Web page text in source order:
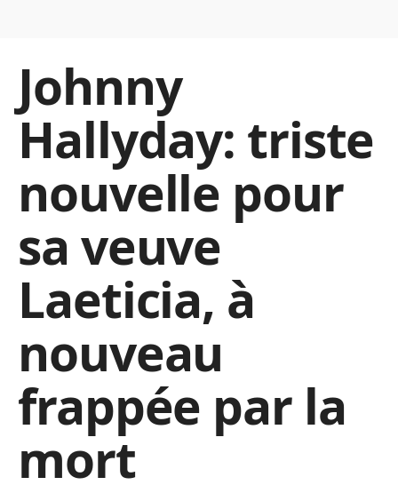
Johnny
Hallyday: triste
nouvelle pour
sa veuve
Laeticia, à
nouveau
frappée par la
mort